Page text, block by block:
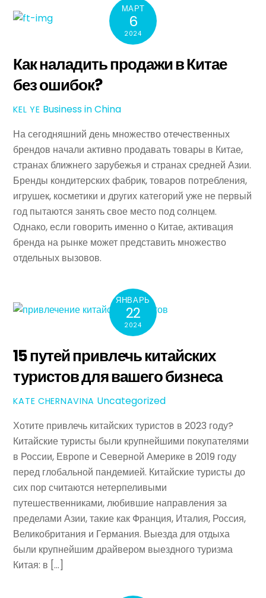
МАРТ
6
2024
Как наладить продажи в Китае
без ошибок?
KEL YE Business in China
На сегодняшний день множество отечественных
брендов начали активно продавать товары в Китае,
странах ближнего зарубежья и странах средней Азии.
Бренды кондитерских фабрик, товаров потребления,
игрушек, косметики и других категорий уже не первый
год пытаются занять свое место под солнцем.
Однако, если говорить именно о Китае, активация
бренда на рынке может представить множество
отдельных вызовов.
ЯНВАРЬ
22
2024
15 путей привлечь китайских
туристов для вашего бизнеса
KATE CHERNAVINA Uncategorized
Хотите привлечь китайских туристов в 2023 году?
Китайские туристы были крупнейшими покупателями
в России, Европе и Северной Америке в 2019 году
перед глобальной пандемией. Китайские туристы до
сих пор считаются нетерпеливыми
путешественниками, любившие направления за
пределами Азии, такие как Франция, Италия, Россия,
Великобритания и Германия. Выезда для отдыха
были крупнейшим драйвером выездного туризма
Китая: в […]